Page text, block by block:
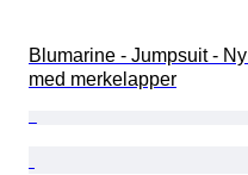
Blumarine - Jumpsuit - Ny
med merkelapper